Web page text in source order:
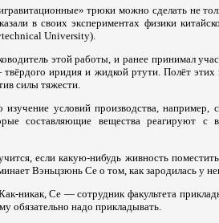
трюки можно сделать не
в своих экспериментах физики
University).
этой работы, и ранее принимал
иридия и жидкой ртути. Полёт этих
силы тяжести.
условий производства, например,
составляющие вещества реагируют
если какую-нибудь живность поместить
Вэньцзюнь Се о том, как зародилась у
никак, Се — сотрудник факультета
обязательно надо прикладывать.